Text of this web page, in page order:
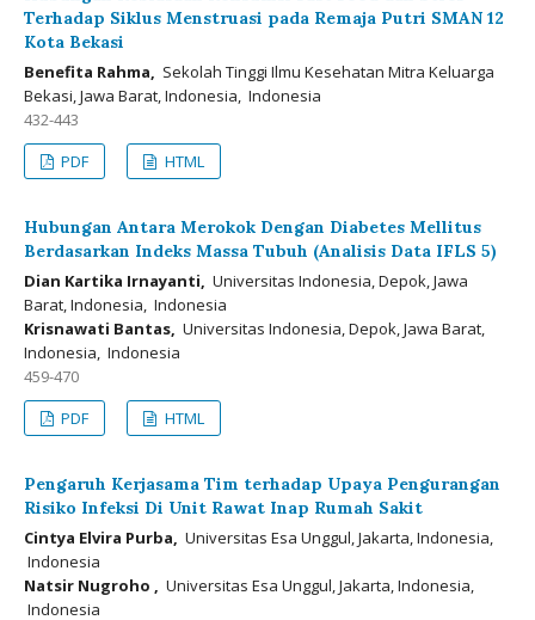
Terhadap Siklus Menstruasi pada Remaja Putri SMAN 12
Kota Bekasi
Benefita Rahma, Sekolah Tinggi Ilmu Kesehatan Mitra Keluarga
Bekasi, Jawa Barat, Indonesia, Indonesia
432-443
PDF
HTML
Hubungan Antara Merokok Dengan Diabetes Mellitus
Berdasarkan Indeks Massa Tubuh (Analisis Data IFLS 5)
Dian Kartika Irnayanti, Universitas Indonesia, Depok, Jawa
Barat, Indonesia, Indonesia
Krisnawati Bantas, Universitas Indonesia, Depok, Jawa Barat,
Indonesia, Indonesia
459-470
PDF
HTML
Pengaruh Kerjasama Tim terhadap Upaya Pengurangan
Risiko Infeksi Di Unit Rawat Inap Rumah Sakit
Cintya Elvira Purba, Universitas Esa Unggul, Jakarta, Indonesia,
Indonesia
Natsir Nugroho , Universitas Esa Unggul, Jakarta, Indonesia,
Indonesia